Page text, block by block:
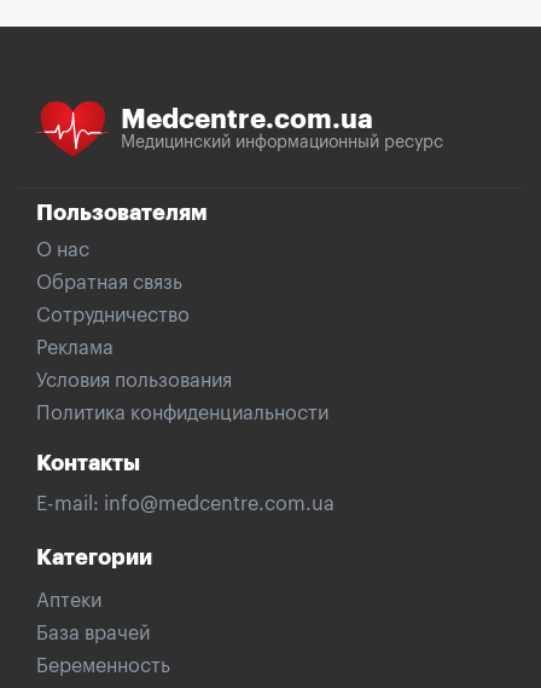
Medcentre.com.ua
Медицинский информационный ресурс
Пользователям
О нас
Обратная связь
Сотрудничество
Реклама
Условия пользования
Политика конфиденциальности
Контакты
E-mail: info@medcentre.com.ua
Категории
Аптеки
База врачей
Беременность